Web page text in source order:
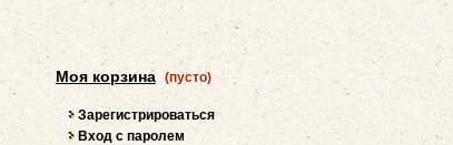
Моя корзина (пусто)
Зарегистрироваться
Вход с паролем